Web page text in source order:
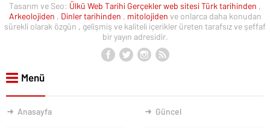
Tasarım ve Seo: Ülkü Web Tarihi Gerçekler web sitesiTürk tarihinden ,
Arkeolojiden , Dinler tarihinden , mitolojiden ve onlarca daha konudan
sürekli olarak özgün , gelişmiş ve kaliteli içerikler üreten tarafsız ve şeffaf
bir yayın adresidir.
Menü
Anasayfa Güncel